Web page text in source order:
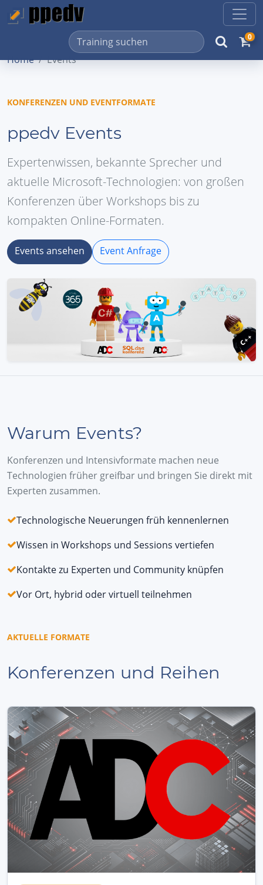
0
Home Events
KONFERENZEN UND EVENTFORMATE
ppedv Events
Expertenwissen, bekannte Sprecher und
aktuelle Microsoft-Technologien: von großen
Konferenzen über Workshops bis zu
kompakten Online-Formaten.
Events ansehen Event Anfrage
Warum Events?
Konferenzen und Intensivformate machen neue
Technologien früher greifbar und bringen Sie direkt mit
Experten zusammen.
Technologische Neuerungen früh kennenlernen
Wissen in Workshops und Sessions vertiefen
Kontakte zu Experten und Community knüpfen
Vor Ort, hybrid oder virtuell teilnehmen
AKTUELLE FORMATE
Konferenzen und Reihen